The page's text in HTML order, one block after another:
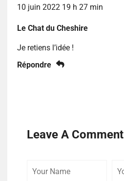
10 juin 2022 19 h 27 min
Le Chat du Cheshire
Je retiens l’idée !
Répondre
Leave A Comment